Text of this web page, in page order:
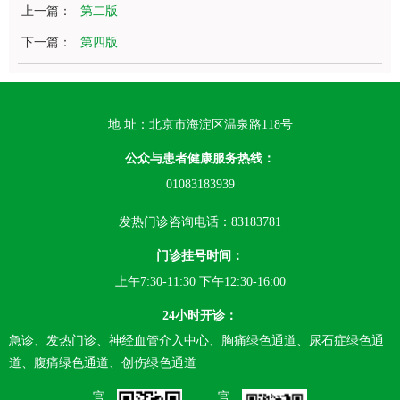
上一篇： 第二版
下一篇： 第四版
地 址：北京市海淀区温泉路118号
公众与患者健康服务热线：
01083183939
发热门诊咨询电话：83183781
门诊挂号时间：
上午7:30-11:30 下午12:30-16:00
24小时开诊：
急诊、发热门诊、神经血管介入中心、胸痛绿色通道、尿石症绿色通
道、腹痛绿色通道、创伤绿色通道
官 官